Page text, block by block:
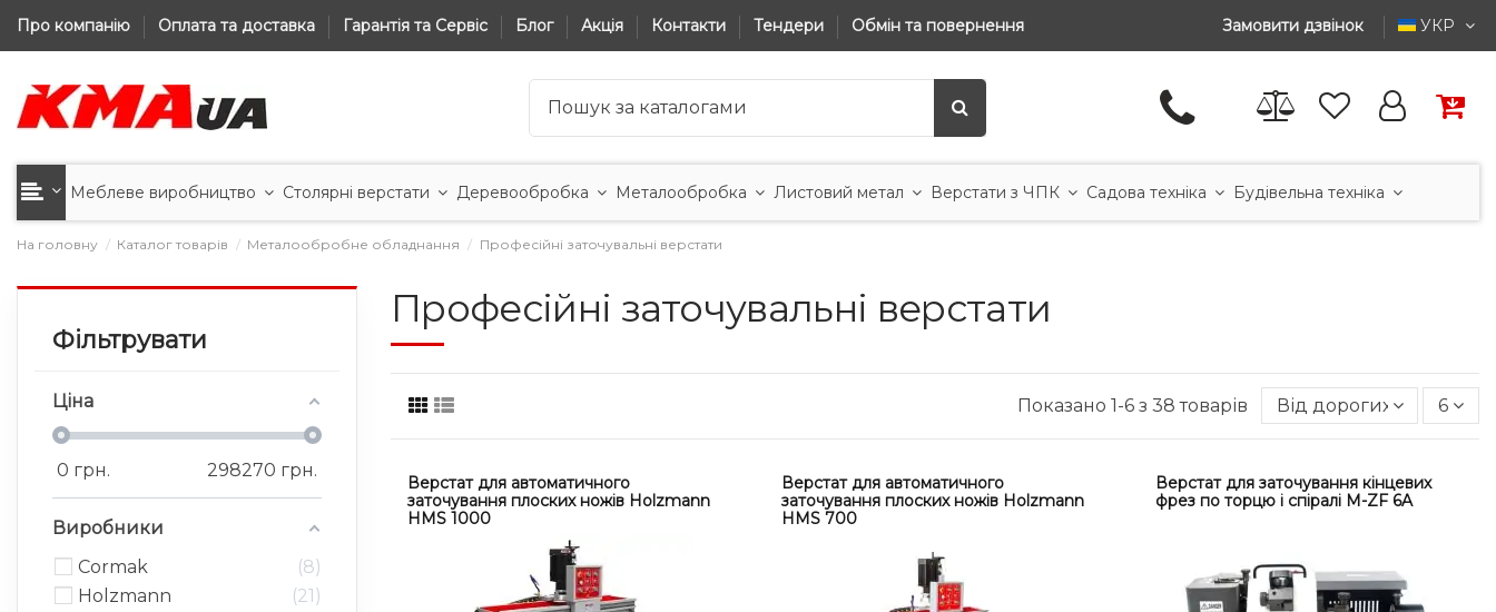
Про компанію Оплата та доставка Гарантія та Сервіс Блог Акція Контакти Тендери Обмін та повернення Замовити дзвінок УКР
Меблеве виробництво Столярні верстати Деревообробка Металообробка Листовий метал Верстати з ЧПК Садова техніка Будівельна техніка
На головну Каталог товарів Металообробне обладнання Професійні заточувальні верстати
Професійні заточувальні верстати
Показано 1-6 з 38 товарів Від дорогих до 6
Верстат для автоматичного
заточування плоских ножів Holzmann
HMS 1000
Верстат для автоматичного
заточування плоских ножів Holzmann
HMS 700
Верстат для заточування кінцевих
фрез по торцю і спіралі M-ZF 6A
Фільтрувати
Ціна
0 грн. 298270 грн.
Виробники
Cormak
8
Holzmann
21